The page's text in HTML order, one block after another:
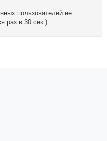
пользователей не
раз в 30 сек.)